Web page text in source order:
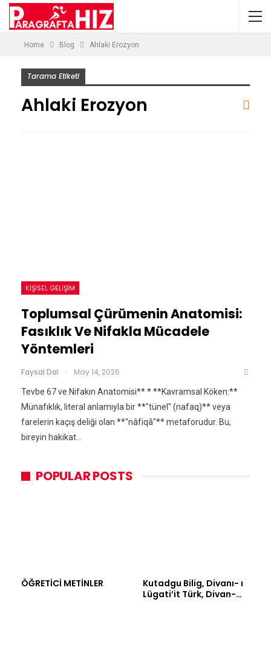
Home Blog Ahlaki Erozyon
Tarama Etiketi
Ahlaki Erozyon
KIŞISEL GELIŞIM
Toplumsal Çürümenin Anatomisi:
Fasıklık Ve Nifakla Mücadele
Yöntemleri
Faysal Dal May 14, 2026
Tevbe 67 ve Nifakın Anatomisi** * **Kavramsal Köken:**
Münafıklık, literal anlamıyla bir **"tünel" (nafaq)** veya
farelerin kaçış deliği olan **"nâfiqâ"** metaforudur. Bu,
bireyin hakikat…
POPULAR POSTS
ÖĞRETİCİ METİNLER
Kutadgu Bilig, Divanı- ı
Lügati’it Türk, Divan-…